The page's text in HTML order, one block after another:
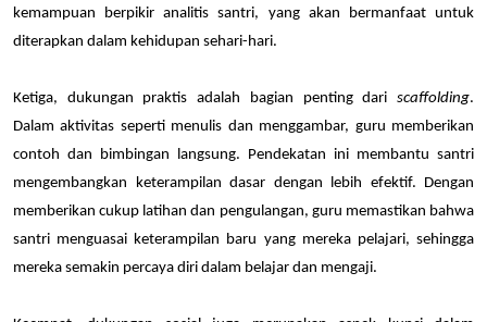
kemampuan berpikir analitis santri, yang akan bermanfaat untuk
diterapkan dalam kehidupan sehari-hari.
Ketiga, dukungan praktis adalah bagian penting dari scaffolding.
Dalam aktivitas seperti menulis dan menggambar, guru memberikan
contoh dan bimbingan langsung. Pendekatan ini membantu santri
mengembangkan keterampilan dasar dengan lebih efektif. Dengan
memberikan cukup latihan dan pengulangan, guru memastikan bahwa
santri menguasai keterampilan baru yang mereka pelajari, sehingga
mereka semakin percaya diri dalam belajar dan mengaji.